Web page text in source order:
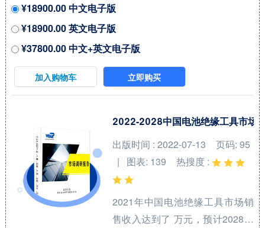
间年复合增长率(CAGR)为 %。中
国市场核心厂商包括Bruker、
Sumitomo Electric Industries、
Fujikura Ltd.和American
Superconductor等，按收入计，
大约 %的市场份额。 从产品产品
重要地位，预计2028年份额将达
到 %。同时就应用来看，冶金业
在2021年份额大约...
¥18900.00 中文电子版
¥18900.00 英文电子版
¥37800.00 中文+英文电子版
加入购物车 立即购买
2022-2028中国电池绝缘工具市场
出版时间 : 2022-07-13
页码: 95
| 图表: 139
热搜度 :
2021年中国电池绝缘工具市场销
售收入达到了 万元，预计2028年